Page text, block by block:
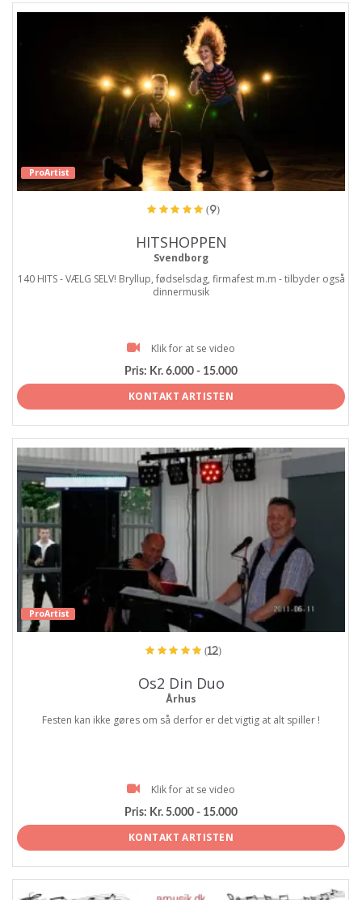
ProArtist
(9)
HITSHOPPEN
Svendborg
140 HITS - VÆLG SELV! Bryllup, fødselsdag, firmafest m.m - tilbyder også
dinnermusik
Klik for at se video
Pris: Kr. 6.000 - 15.000
KONTAKT ARTISTEN
ProArtist
(12)
Os2 Din Duo
Århus
Festen kan ikke gøres om så derfor er det vigtig at alt spiller !
Klik for at se video
Pris: Kr. 5.000 - 15.000
KONTAKT ARTISTEN